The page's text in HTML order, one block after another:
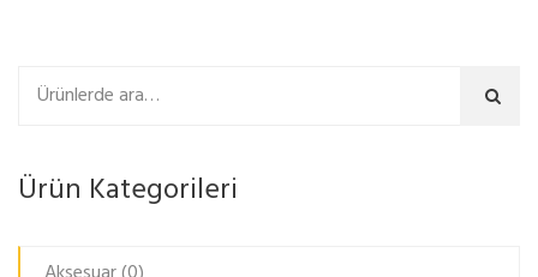
Ara
Ürün Kategorileri